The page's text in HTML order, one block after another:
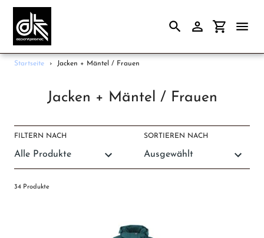
Direkt
SuchenEinloggen
Accessoires
Unsere Marken
Startseite › Jacken + Mäntel / Frauen
S
m
m
l
u
Jacken + Mäntel / Frauen
FILTERN NACH SORTIEREN NACH
34 Produkte